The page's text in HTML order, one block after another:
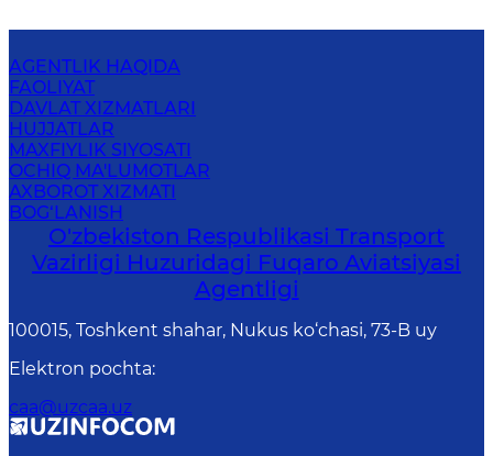
AGENTLIK HAQIDA
FAOLIYAT
DAVLAT XIZMATLARI
HUJJATLAR
MAXFIYLIK SIYOSATI
OCHIQ MA'LUMOTLAR
AXBOROT XIZMATI
BOG‘LANISH
O'zbekiston Respublikasi Transport
Vazirligi Huzuridagi Fuqaro Aviatsiyasi
Agentligi
100015, Toshkent shahar, Nukus ko‘chasi, 73-B uу
Elektron pochta:
caa@uzcaa.uz